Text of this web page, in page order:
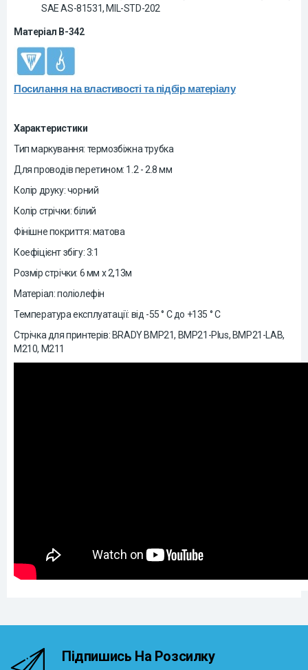
SAE AS-81531, MIL-STD-202
Матеріал B-342
Посилання на властивості та підбір матеріалу
Характеристики
Тип маркування: термозбіжна трубка
Для проводів перетином: 1.2 - 2.8 мм
Колір друку: чорний
Колір стрічки: білий
Фінішне покриття: матова
Коефіцієнт збігу: 3:1
Розмір стрічки: 6 мм х 2,13м
Матеріал: поліолефін
Температура експлуатації: від -55 ° C до +135 ° C
Стрічка для принтерів: BRADY BMP21, BMP21-Plus, BMP21-LAB,
М210, М211
Підпишись На Розсилку